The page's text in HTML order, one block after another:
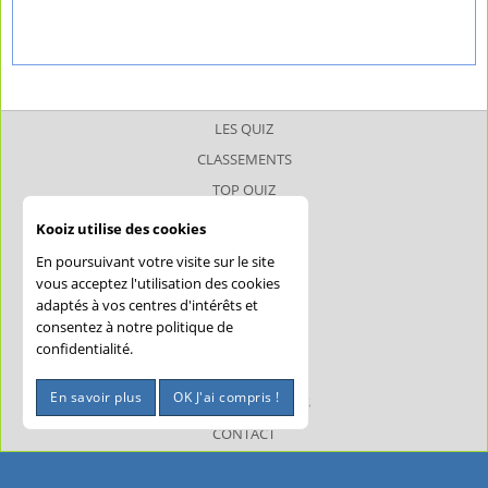
LES QUIZ
CLASSEMENTS
TOP QUIZ
JOKERQUIZ
AIDE
CONFIDENTIALITÉ
MENTIONS LÉGALES
CONTACT
Kooiz utilise des cookies
En poursuivant votre visite sur le site
vous acceptez l'utilisation des cookies
adaptés à vos centres d'intérêts et
consentez à notre politique de
confidentialité.
En savoir plus OK J'ai compris !